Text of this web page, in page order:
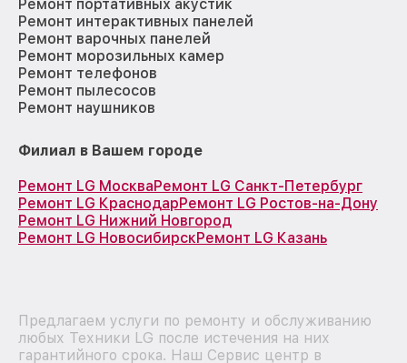
Ремонт портативных акустик
Ремонт интерактивных панелей
Ремонт варочных панелей
Ремонт морозильных камер
Ремонт телефонов
Ремонт пылесосов
Ремонт наушников
Филиал в Вашем городе
Ремонт LG МоскваРемонт LG Санкт-Петербург
Ремонт LG КраснодарРемонт LG Ростов-на-Дону
Ремонт LG Нижний Новгород
Ремонт LG НовосибирскРемонт LG Казань
Предлагаем услуги по ремонту и обслуживанию
любых Техники LG после истечения на них
гарантийного срока. Наш Сервис центр в